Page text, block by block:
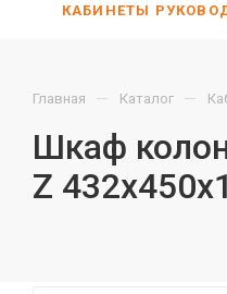
КАБИНЕТЫ
Главная — Каталог —
Шкаф
Z